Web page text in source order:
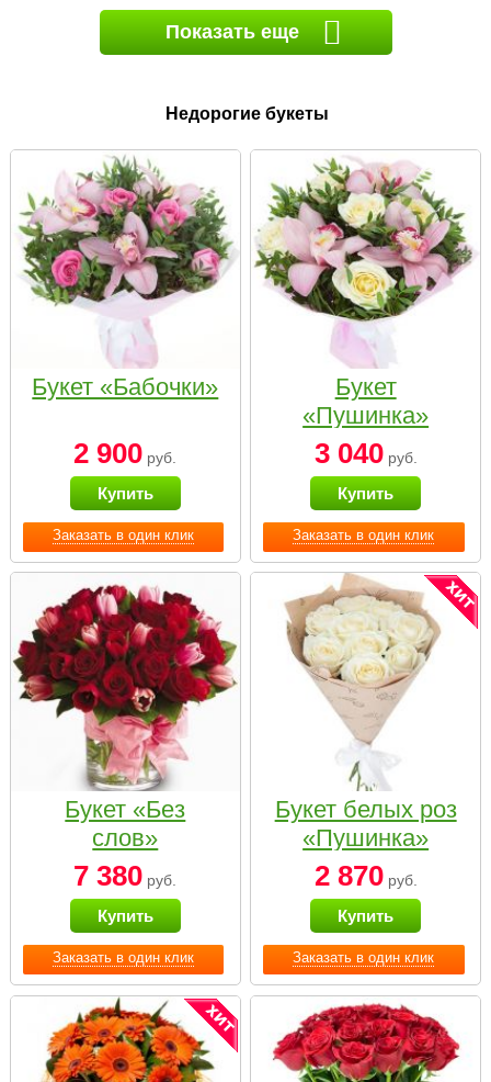
Показать еще
Недорогие букеты
Заказать в один клик
Букет «Бабочки»
2 900 руб.
Купить
Заказать в один клик
Букет
«Пушинка»
3 040руб.
Купить
Заказать в один клик
Букет «Без
слов»
7 380 руб.
Купить
Заказать в один клик
Букет белых роз
«Пушинка»
2 870руб.
Купить